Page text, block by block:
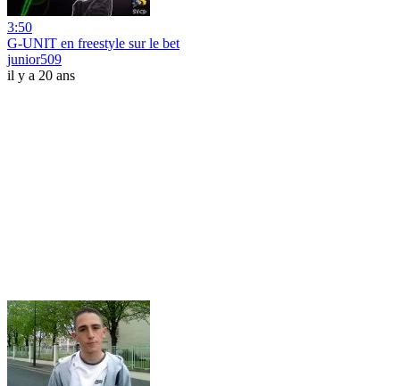
3:50
G-UNIT en freestyle sur le bet
junior509
il y a 20 ans